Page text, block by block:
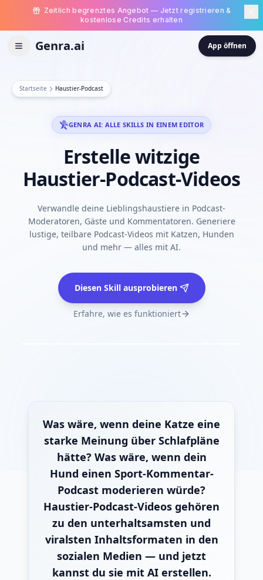
Zeitlich begrenztes Angebot — Jetzt registrieren &
kostenlose Credits erhalten
Genra.ai App öffnen
Startseite Haustier-Podcast
GENRA AI: ALLE SKILLS IN EINEM EDITOR
Erstellewitzige
Haustier-Podcast-Videos
Verwandle deine Lieblingshaustiere in Podcast-
Moderatoren, Gäste und Kommentatoren. Generiere
lustige, teilbare Podcast-Videos mit Katzen, Hunden
und mehr — alles mit AI.
Diesen Skill ausprobieren
Erfahre, wie es funktioniert
Was wäre, wenn deine Katze eine
starke Meinung über Schlafpläne
hätte? Was wäre, wenn dein
Hund einen Sport-Kommentar-
Podcast moderieren würde?
Haustier-Podcast-Videos gehören
zu den unterhaltsamsten und
viralsten Inhaltsformaten in den
sozialen Medien — und jetzt
kannst du sie mit AI erstellen.